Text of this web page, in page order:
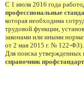
С 1 июля 2016 года
профессиональные
которая необходима
трудовой функции,
законами или иными
от 2 мая 2015 г. № 122-ФЗ).
Для поиска утвержденных
справочник